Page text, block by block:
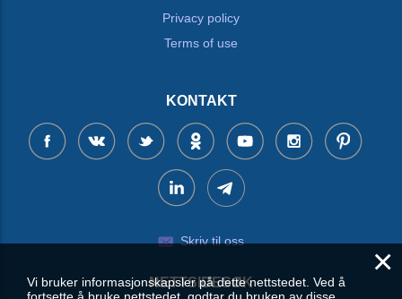
Privacy policy
Terms of use
KONTAKT
Skriv til oss
NETTSIDESØK
×
Vi bruker informasjonskapsler på dette nettstedet. Ved å